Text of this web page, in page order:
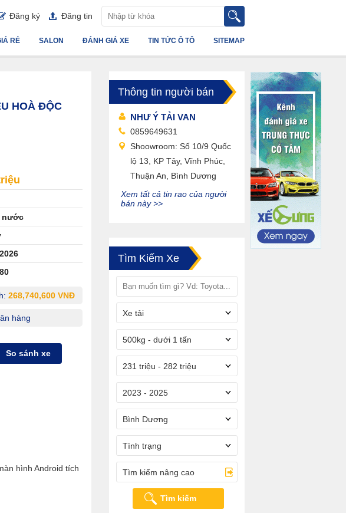
Đăng ký Đăng tin
SITEMAP
TIN TỨC Ô TÔ
ĐÁNH GIÁ XE
SALON
RẺ
HOÀ ĐỘC
nước
268,740,600 VNĐ
hàng
So sánh xe
hình Android tích
Thông tin người bán
NHƯ Ý TẢI VAN
0859649631
Shoowroom: Số 10/9 Quốc
lộ 13, KP Tây, Vĩnh Phúc,
Thuận An, Bình Dương
Xem tất cả tin rao của người
bán này >>
Tìm Kiếm Xe
Xe tải
500kg - dưới 1 tấn
231 triệu - 282 triệu
2023 - 2025
Bình Dương
Tình trạng
Tìm kiếm nâng cao
Tìm kiếm